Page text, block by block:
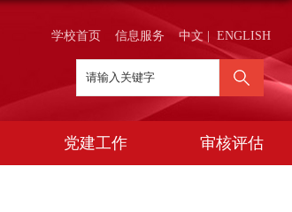
学校首页 信息服务 中文 ENGLISH
党建工作 审核评估